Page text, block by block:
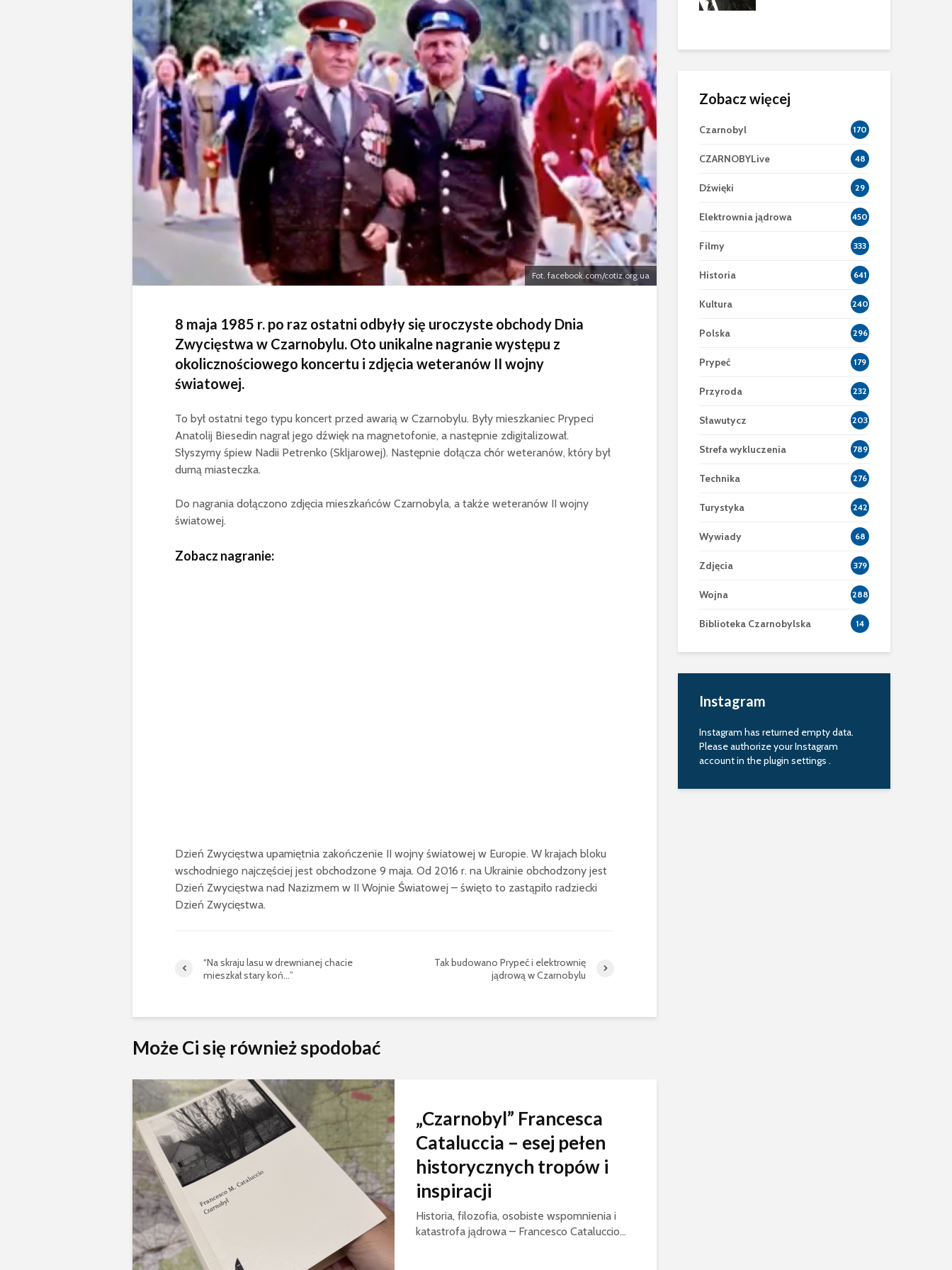
Fot. facebook.com/cotiz.org.ua
8 maja 1985 r. po raz ostatni odbyły się uroczyste obchody Dnia
Zwycięstwa w Czarnobylu. Oto unikalne nagranie występu z
okolicznościowego koncertu i zdjęcia weteranów II wojny
światowej.
To był ostatni tego typu koncert przed awarią w Czarnobylu. Były mieszkaniec Prypeci
Anatolij Biesedin nagrał jego dźwięk na magnetofonie, a następnie zdigitalizował.
Słyszymy śpiew Nadii Petrenko (Skljarowej). Następnie dołącza chór weteranów, który był
dumą miasteczka.
Do nagrania dołączono zdjęcia mieszkańców Czarnobyla, a także weteranów II wojny
światowej.
Zobacz nagranie:
Dzień Zwycięstwa upamiętnia zakończenie II wojny światowej w Europie. W krajach bloku
wschodniego najczęściej jest obchodzone 9 maja. Od 2016 r. na Ukrainie obchodzony jest
Dzień Zwycięstwa nad Nazizmem w II Wojnie Światowej – święto to zastąpiło radziecki
Dzień Zwycięstwa.
“Na skraju lasu w drewnianej chacie
mieszkał stary koń…”
Tak budowano Prypeć i elektrownię
jądrową w Czarnobylu
Może Ci się również spodobać
„Czarnobyl” Francesca
Cataluccia – esej pełen
historycznych tropów i
inspiracji
Historia, filozofia, osobiste wspomnienia i
katastrofa jądrowa – Francesco Cataluccio...
Wołodymyr Skakun
muzeum uległo
zniszczeniu
Zobacz więcej
Czarnobyl 170
CZARNOBYLive 48
Dźwięki 29
Elektrownia jądrowa 450
Filmy 333
Historia 641
Kultura 240
Polska 296
Prypeć 179
Przyroda 232
Sławutycz 203
Strefa wykluczenia 789
Technika 276
Turystyka 242
Wywiady 68
Zdjęcia 379
Wojna 288
Biblioteka Czarnobylska 14
Instagram
Instagram has returned empty data.
Please authorize your Instagram
account in theplugin settings .